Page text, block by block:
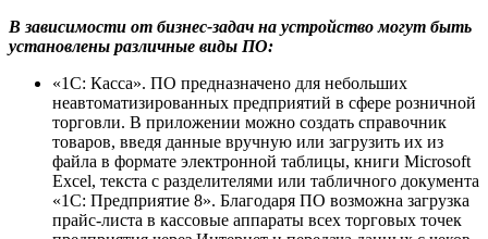
В зависимости от бизнес-задач на устройство могут быть
установлены различные виды ПО:
«1С: Касса». ПО предназначено для небольших
неавтоматизированных предприятий в сфере розничной
торговли. В приложении можно создать справочник
товаров, введя данные вручную или загрузить их из
файла в формате электронной таблицы, книги Microsoft
Excel, текста с разделителями или табличного документа
«1С: Предприятие 8». Благодаря ПО возможна загрузка
прайс-листа в кассовые аппараты всех торговых точек